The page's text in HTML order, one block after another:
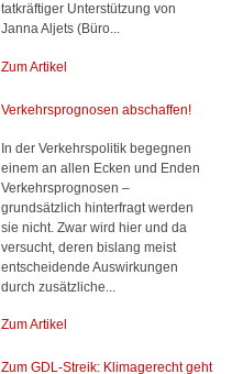
tatkräftiger Unterstützung von
Janna Aljets (Büro...
Zum Artikel
Verkehrsprognosen abschaffen!
In der Verkehrspolitik begegnen
einem an allen Ecken und Enden
Verkehrsprognosen –
grundsätzlich hinterfragt werden
sie nicht. Zwar wird hier und da
versucht, deren bislang meist
entscheidende Auswirkungen
durch zusätzliche...
Zum Artikel
Zum GDL-Streik: Klimagerecht geht